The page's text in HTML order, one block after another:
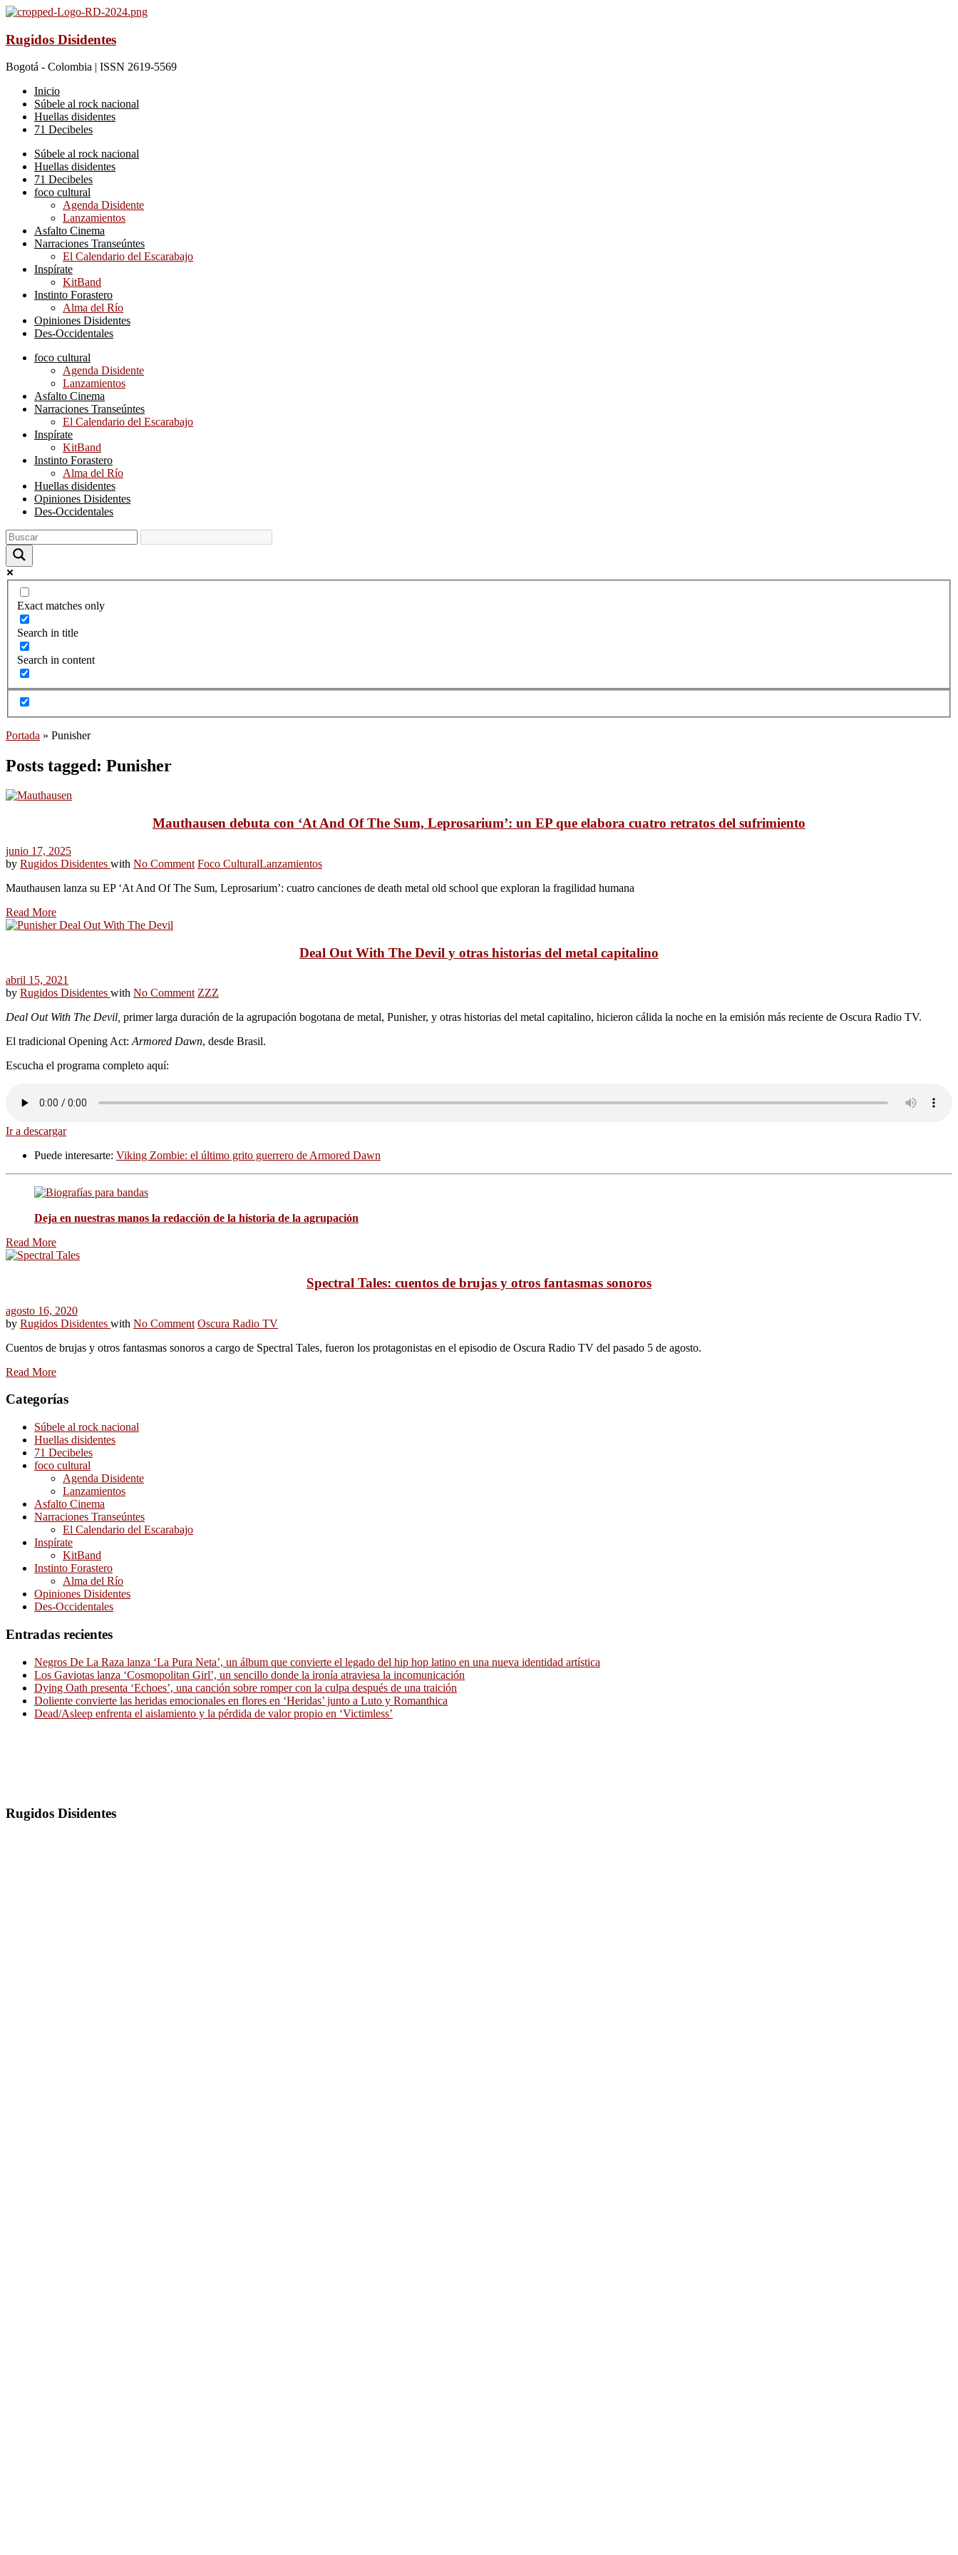
Rugidos Disidentes
Bogotá - Colombia | ISSN 2619-5569
Inicio
Súbele al rock nacional
Huellas disidentes
71 Decibeles
Súbele al rock nacional
Huellas disidentes
71 Decibeles
foco cultural
Agenda Disidente
Lanzamientos
Asfalto Cinema
Narraciones Transeúntes
El Calendario del Escarabajo
Inspírate
KitBand
Instinto Forastero
Alma del Río
Opiniones Disidentes
Des-Occidentales
foco cultural
Agenda Disidente
Lanzamientos
Asfalto Cinema
Narraciones Transeúntes
El Calendario del Escarabajo
Inspírate
KitBand
Instinto Forastero
Alma del Río
Huellas disidentes
Opiniones Disidentes
Des-Occidentales
Exact matches only
Search in title
Search in content
Portada » Punisher
Posts tagged: Punisher
Mauthausen debuta con ‘At And Of The Sum, Leprosarium’: un EP que elabora cuatro retratos del sufrimiento
junio 17, 2025
by Rugidos Disidentes with No Comment Foco CulturalLanzamientos
Mauthausen lanza su EP ‘At And Of The Sum, Leprosarium’: cuatro canciones de death metal old school que exploran la fragilidad humana
Read More
Deal Out With The Devil y otras historias del metal capitalino
abril 15, 2021
by Rugidos Disidentes with No Comment ZZZ
Deal Out With The Devil, primer larga duración de la agrupación bogotana de metal, Punisher, y otras historias del metal capitalino, hicieron cálida la noche en la emisión más reciente de Oscura Radio TV.
El tradicional Opening Act: Armored Dawn, desde Brasil.
Escucha el programa completo aquí:
Ir a descargar
Puede interesarte: Viking Zombie: el último grito guerrero de Armored Dawn
Deja en nuestras manos la redacción de la historia de la agrupación
Read More
Spectral Tales: cuentos de brujas y otros fantasmas sonoros
agosto 16, 2020
by Rugidos Disidentes with No Comment Oscura Radio TV
Cuentos de brujas y otros fantasmas sonoros a cargo de Spectral Tales, fueron los protagonistas en el episodio de Oscura Radio TV del pasado 5 de agosto.
Read More
Categorías
Súbele al rock nacional
Huellas disidentes
71 Decibeles
foco cultural
Agenda Disidente
Lanzamientos
Asfalto Cinema
Narraciones Transeúntes
El Calendario del Escarabajo
Inspírate
KitBand
Instinto Forastero
Alma del Río
Opiniones Disidentes
Des-Occidentales
Entradas recientes
Negros De La Raza lanza ‘La Pura Neta’, un álbum que convierte el legado del hip hop latino en una nueva identidad artística
Los Gaviotas lanza ‘Cosmopolitan Girl’, un sencillo donde la ironía atraviesa la incomunicación
Dying Oath presenta ‘Echoes’, una canción sobre romper con la culpa después de una traición
Doliente convierte las heridas emocionales en flores en ‘Heridas’ junto a Luto y Romanthica
Dead/Asleep enfrenta el aislamiento y la pérdida de valor propio en ‘Victimless’
Rugidos Disidentes